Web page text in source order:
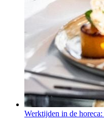
Werktijden in de